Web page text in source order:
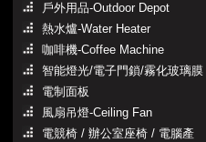
戶外用品-Outdoor Depot
熱水爐-Water Heater
咖啡機-Coffee Machine
智能燈光/電子門鎖/霧化玻璃膜
電制面板
風扇吊燈-Ceiling Fan
電競椅 / 辦公室座椅 / 電腦產